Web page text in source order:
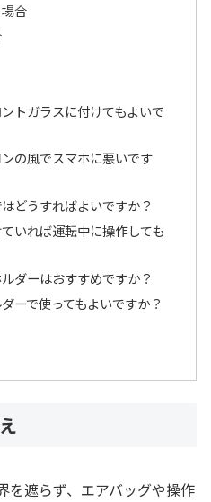
合
トガラスに付けてもよいで
の風でスマホに悪いです
どうすればよいですか？
いれば運転中に操作しても
ダーはおすすめですか？
ーで使ってもよいですか？
を遮らず、エアバッグや操作